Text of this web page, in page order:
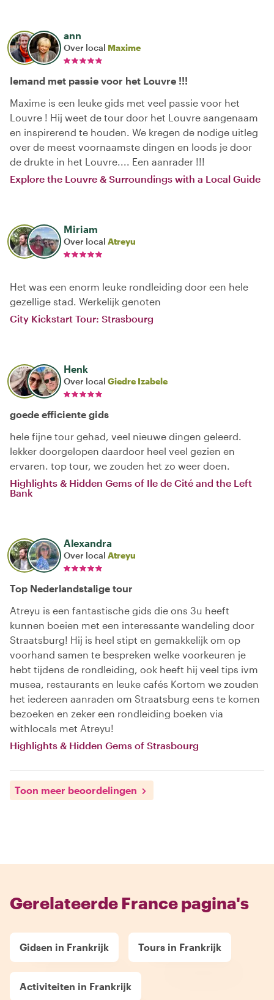
ann
Over local Maxime
Iemand met passie voor het Louvre !!!
Maxime is een leuke gids met veel passie voor het
Louvre ! Hij weet de tour door het Louvre aangenaam
en inspirerend te houden. We kregen de nodige uitleg
over de meest voornaamste dingen en loods je door
de drukte in het Louvre.... Een aanrader !!!
Explore the Louvre & Surroundings with a Local Guide
Miriam
Over local Atreyu
Het was een enorm leuke rondleiding door een hele
gezellige stad. Werkelijk genoten
City Kickstart Tour: Strasbourg
Henk
Over local Giedre Izabele
goede efficiente gids
hele fijne tour gehad, veel nieuwe dingen geleerd.
lekker doorgelopen daardoor heel veel gezien en
ervaren. top tour, we zouden het zo weer doen.
Highlights & Hidden Gems of Ile de Cité and the Left
Bank
Alexandra
Over local Atreyu
Top Nederlandstalige tour
Atreyu is een fantastische gids die ons 3u heeft
kunnen boeien met een interessante wandeling door
Straatsburg! Hij is heel stipt en gemakkelijk om op
voorhand samen te bespreken welke voorkeuren je
hebt tijdens de rondleiding, ook heeft hij veel tips ivm
musea, restaurants en leuke cafés Kortom we zouden
het iedereen aanraden om Straatsburg eens te komen
bezoeken en zeker een rondleiding boeken via
withlocals met Atreyu!
Highlights & Hidden Gems of Strasbourg
Toon meer beoordelingen
Gerelateerde France pagina's
Gidsen in Frankrijk Tours in Frankrijk
Activiteiten in Frankrijk